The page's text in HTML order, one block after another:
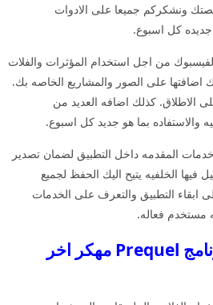
ونشكركم جميعا على الادوات
كل اسبوع.
من اجل استخدام المؤثرات والفلات
اضافتها على الصور والمشاريع الخاصه بك.
الاطلاق. كذلك اضافه العديد من
والاستفاده بما هو جديد كل اسبوع.
المقدمه داخل التطبيق لضمان تصدير
فيها الخلفيه يتيح اليك الحفظ لجميع
ابقاء التطبيق والتعرف على الخدمات
مستخدم فعاله.
دلائل الميزات في برنامج Prequel مهكر اخر